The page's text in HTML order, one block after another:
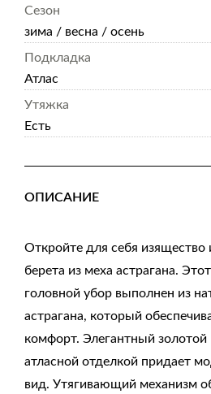
Сезон
зима / весна / осень
Подкладка
Атлас
Утяжка
Есть
ОПИСАНИЕ
Откройте для себя изящество
берета из меха астрагана.
головной убор выполнен из
астрагана, который
комфорт. Элегантный золотой
атласной отделкой придает
вид. Утягивающий механизм